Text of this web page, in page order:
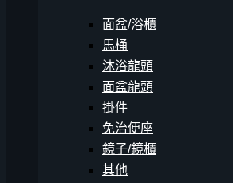
面盆/浴櫃
馬桶
沐浴龍頭
面盆龍頭
掛件
免治便座
鏡子/鏡櫃
其他